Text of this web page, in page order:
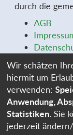
durch die
AGB
Cookie-
Wir schätzen
hiermit um
verwenden:
Anwendung,
Statistiken. Sie
jederzeit